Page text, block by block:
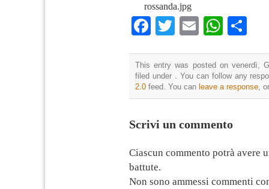
rossanda.jpg
Facebook
Twitter
Email
This entry was posted on venerdì,
filed under . You can follow any
2.0 feed. You can leave a response ,
Scrivi un commento
Ciascun commento potrà avere
battute.
Non sono ammessi commenti